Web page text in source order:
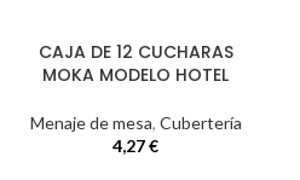
CAJA DE 12 CUCHARAS
MOKA MODELO HOTEL
Menaje de mesa, Cubertería
4,27€